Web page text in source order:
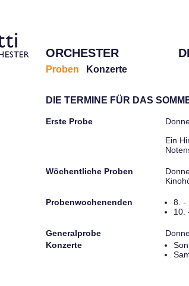
ORCHESTER
Proben Konzerte
DIE TERMINE FÜR DAS
Erste Probe
Ein
Wöchentliche Proben
Probenwochenenden
8. -
10.
Generalprobe
Konzerte